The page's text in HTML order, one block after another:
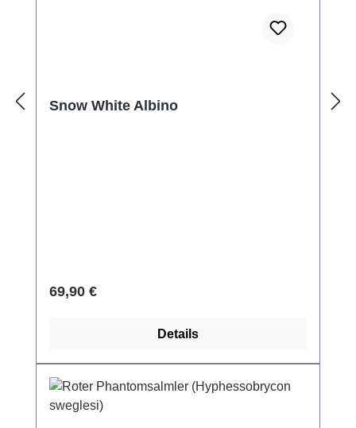
Snow White Albino
Regulärer Preis:
69,90 €
Details